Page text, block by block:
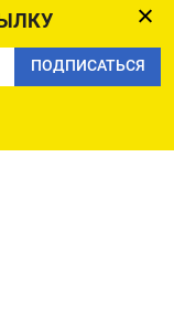
ПОДПИСАТЬСЯ
роста цен
с